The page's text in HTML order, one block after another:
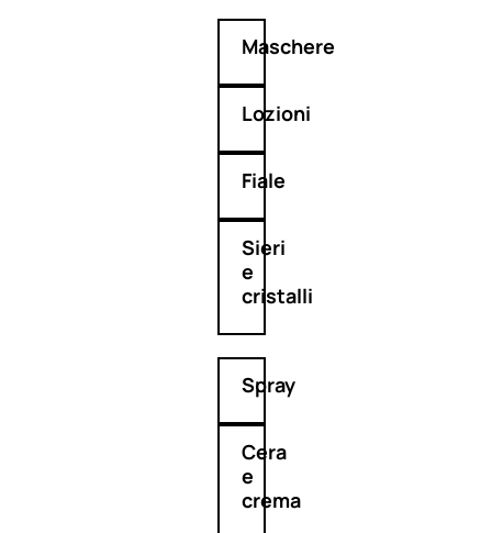
Maschere
Lozioni
Fiale
Sieri
e
cristalli
Spray
Cera
e
crema